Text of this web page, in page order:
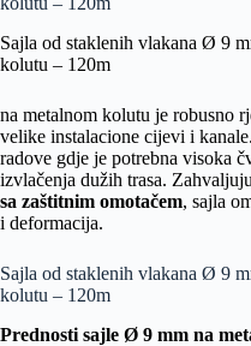
Sajla od staklenih vlakana Ø 9
kolutu – 120m
na metalnom kolutu je robusno
velike instalacione cijevi i
radove gdje je potrebna visoka
izvlačenja dužih trasa.
sa zaštitnim omotačem, sajla
i deformacija.
Sajla od staklenih vlakana Ø 9
kolutu – 120m
Prednosti sajle Ø 9 mm na